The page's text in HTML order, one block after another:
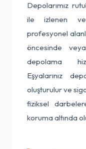
Depolarımız
ile izlenen
profesyonel
öncesinde
depolama
Eşyalarınız
oluşturulur ve
fiziksel
koruma altında